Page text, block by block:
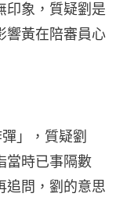
印象，質疑劉是
響黃在陪審員心
」，質疑劉
當時已事隔數
追問，劉的意思